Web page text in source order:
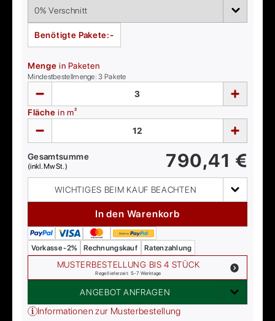
Benötigte Pakete:-
Menge in Paketen
Mindestbestellmenge:3 Pakete
Fläche in m²
Gesamtsumme
(inkl. MwSt.) 790,41 €
WICHTIGES BEIM KAUF BEACHTEN
In den Warenkorb
Vorkasse -2% Rechnungskauf Ratenzahlung
MUSTERBESTELLUNG BIS 4 STÜCK
Regellieferzeit: 5-7 Werktage
ANGEBOT ANFRAGEN
Informationen zur Musterbestellung